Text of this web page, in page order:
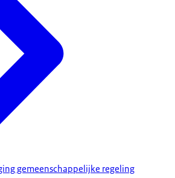
gemeenschappelijke regeling